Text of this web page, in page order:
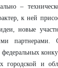
–
к ней
новые
партнерами.
городской и